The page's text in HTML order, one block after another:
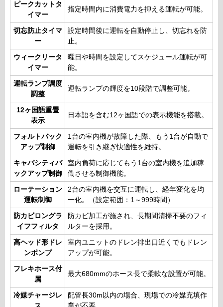
ピークカットタ
イマー
指定時間内に消費電力を抑える運転が可能。
切忘防止タイマ
ー
設定時間後に運転を自動停止し、切忘れを防
止。
ウィークリータ
イマー
曜日や時間を設定してスケジュール運転が可
能。
運転ランプ調度
調整
運転ランプの輝度を10段階で調整可能。
12ヶ国語重畳
表示
日本語を含む12ヶ国語での表示機能を搭載。
フォルトバック
アップ制御
1台の室内機が故障した際、もう1台が自動で
運転を引き継ぎ快適性を維持。
キャパシティバ
ックアップ制御
室内負荷に応じてもう1台の室内機を追加稼
働させる制御機能。
ローテーション
運転制御
2台の室内機を交互に運転し、経年変化を均
一化。（設定範囲：1～999時間）
防カビロングラ
イフフィルタ
防カビ加工が施され、長期間清掃不要のフィ
ルターを採用。
高ヘッド形ドレ
ンポンプ
室内ユニットのドレン排出口近くでもドレン
アップが可能。
フレキホース付
属
最大680mmのホース長で柔軟な設置が可能。
冷媒チャージレ
配管長30m以内の場合、現場での冷媒充填作